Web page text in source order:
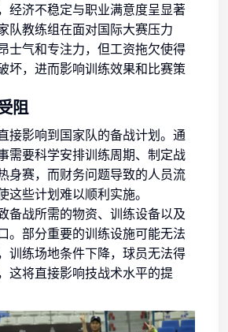
经济不稳定与职业满意度呈显著
队教练组在面对国际大赛压力
士气和专注力，但工资拖欠使得
坏，进而影响训练效果和比赛策
阻
接影响到国家队的备战计划。通
需要科学安排训练周期、制定战
身赛，而财务问题导致的人员流
这些计划难以顺利实施。
备战所需的物资、训练设备以及
。部分重要的训练设施可能无法
训练场地条件下降，球员无法得
这将直接影响技战术水平的提